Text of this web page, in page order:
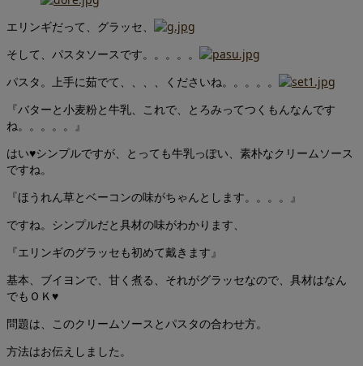
エリンギだって、グラッセ、
そして、パスタソースです。。。。。
パスタ。上手に茹でて、、、、くださいね。。。。。
『バターと小麦粉と牛乳、これで、とろみってつくもんなんです
ね。。。。。』
はい♥シンプルですが、とっても牛乳っぽい、素朴なクリームソース
ですね。
『ほうれん草とベーコンの味がちゃんとします。。。。』
ですね。シンプルだと具材の味がわかります、
『エリンギのグラッセも初めて戴きます』
基本、ブイヨンで、甘く煮る、それがグラッセなので、具材はなん
でもＯＫ♥
問題は、このクリームソースとパスタの合わせ方。
方法はお伝えしました。